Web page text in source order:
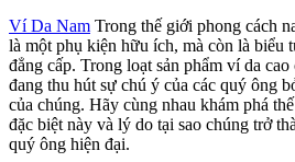
Ví Da Nam Trong thế giới phong cách
là một phụ kiện hữu ích, mà còn là biểu
đẳng cấp. Trong loạt sản phẩm ví da
đang thu hút sự chú ý của các quý ông
của chúng. Hãy cùng nhau khám phá
đặc biệt này và lý do tại sao chúng trở
quý ông hiện đại.